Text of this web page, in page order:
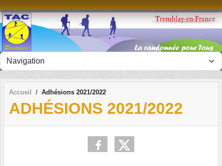
Accueil Adhésions 2021/2022
ADHÉSIONS 2021/2022